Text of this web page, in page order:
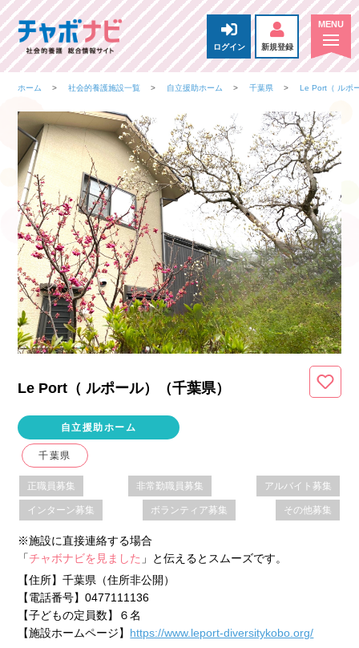
ログイン 新規登録
ホーム 社会的養護施設一覧 自立援助ホーム 千葉県 Le Port（ ルポ
Le Port（ ルポール）（千葉県）
自立援助ホーム
千葉県
正職員募集 非常勤職員募集 アルバイト募集
インターン募集 ボランティア募集 その他募集
※施設に直接連絡する場合
「チャボナビを見ました 」と伝えるとスムーズです。
【住所】千葉県（住所非公開）
【電話番号】0477111136
【子どもの定員数】
６名
【施設ホームページ】 https://www.leport-diversitykobo.org/